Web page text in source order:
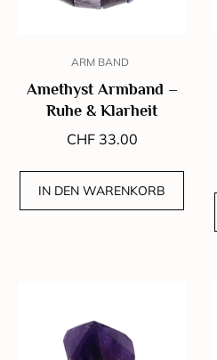
ARM BAND
Amethyst Armband –
Ruhe & Klarheit
CHF33.00
IN DEN WARENKORB